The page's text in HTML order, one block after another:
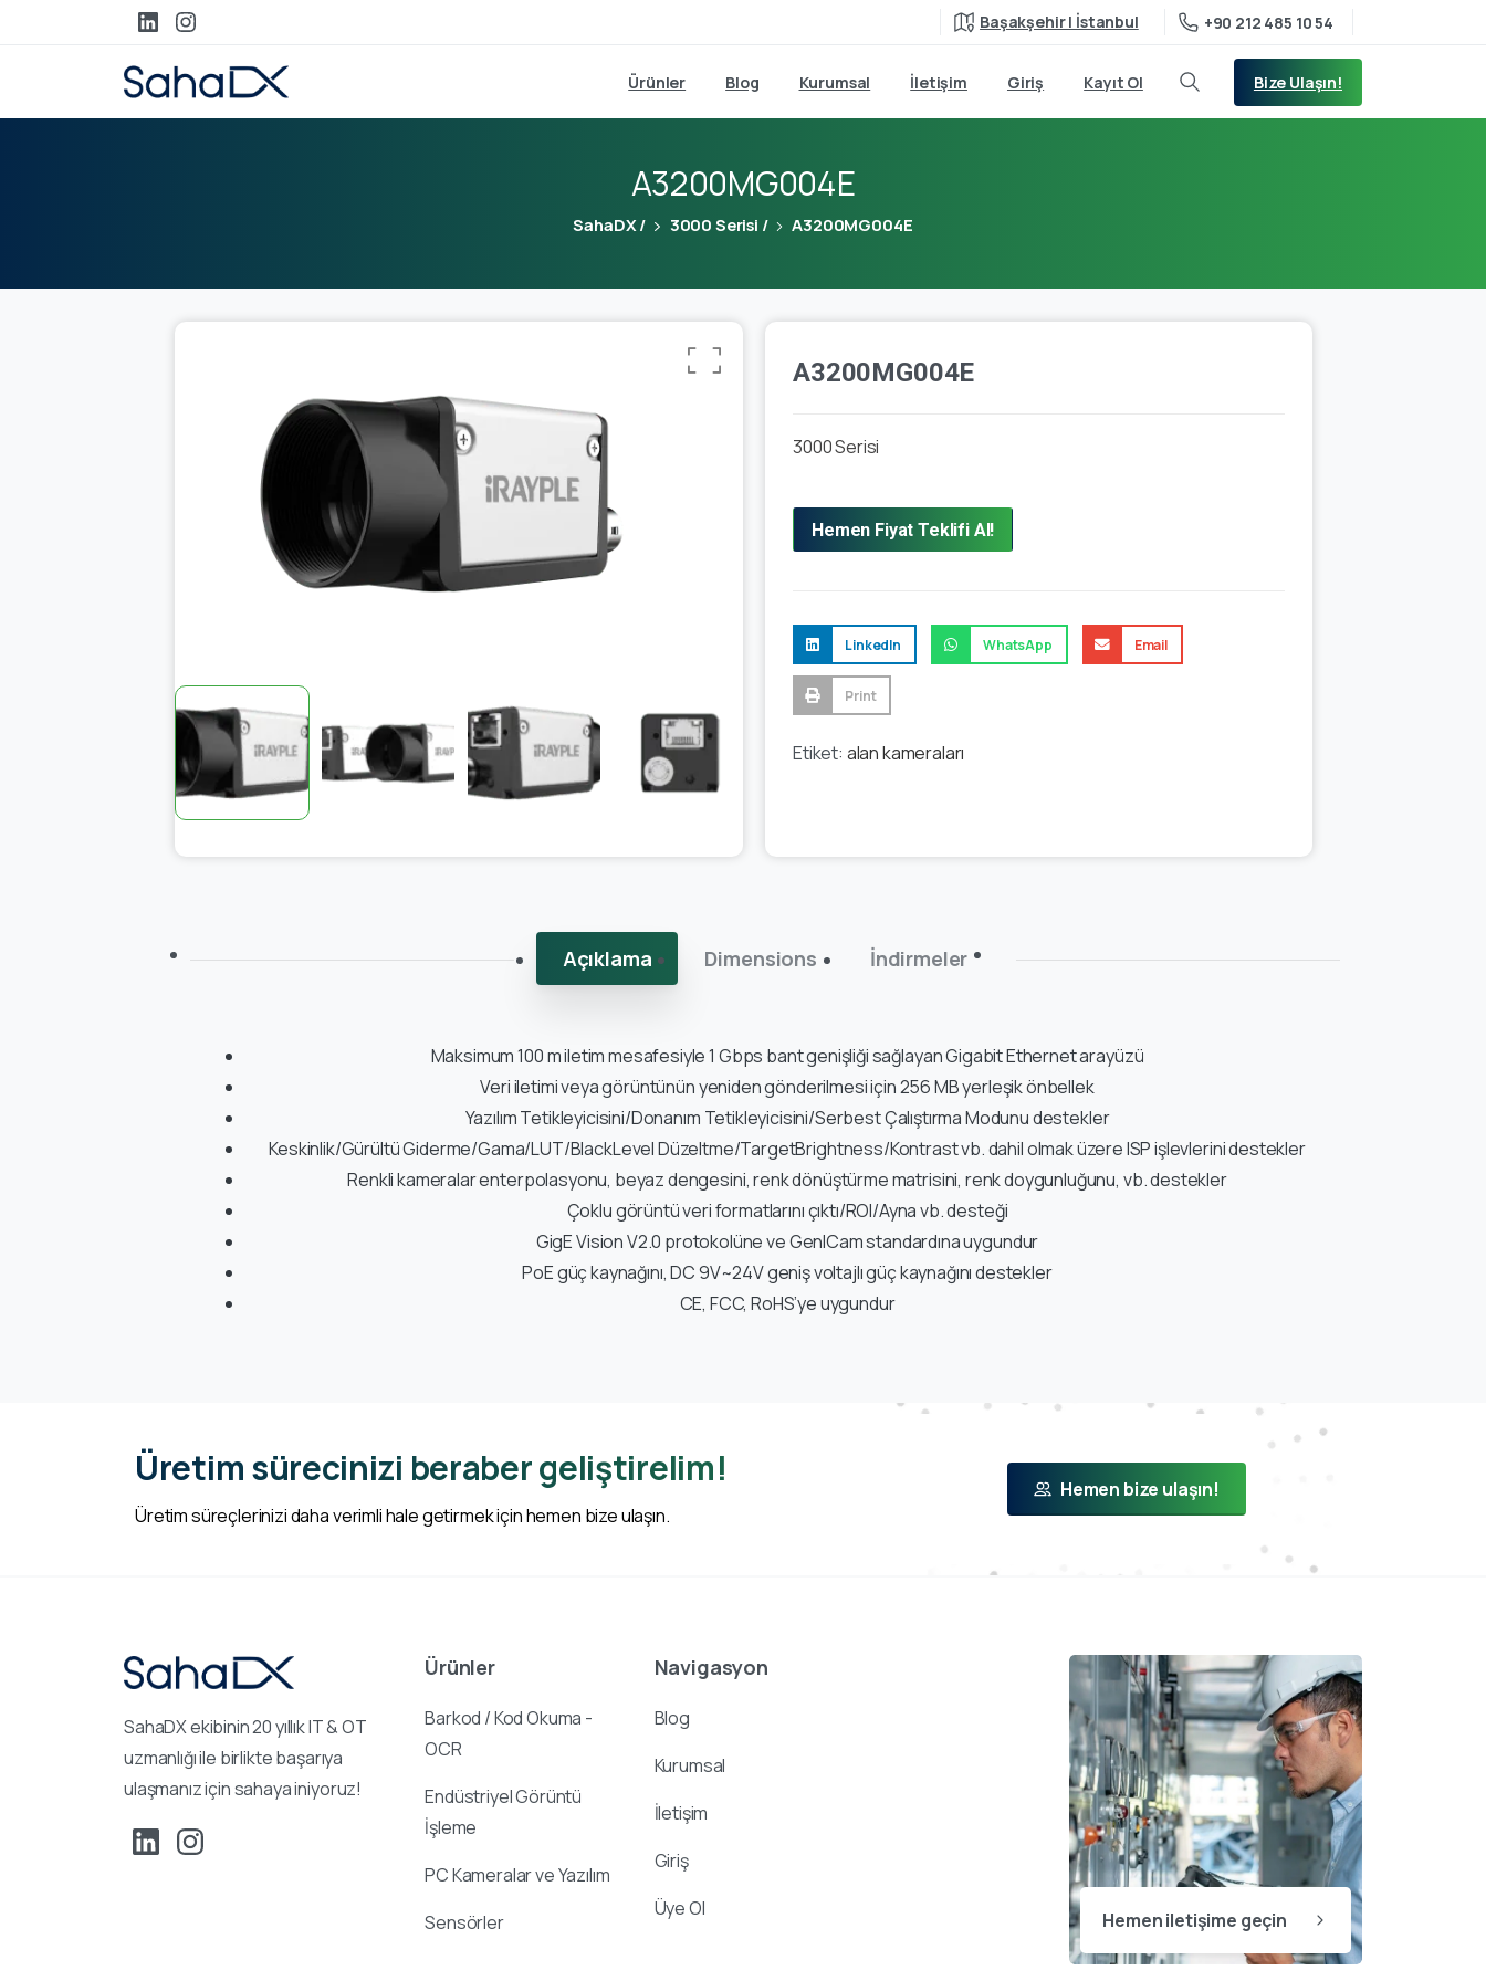
Başakşehir | İstanbul +90 212 485 10 54
Ürünler Blog Kurumsal İletişim Giriş Kayıt Ol Bize Ulaşın!
A3200MG004E
SahaDX/ 3000 Serisi / A3200MG004E
A3200MG004E
3000 Serisi
Hemen Fiyat Teklifi Al!
LinkedIn WhatsApp Email
Print
Etiket: alan kameraları
Açıklama Dimensions İndirmeler
Maksimum 100 m iletim mesafesiyle 1 Gbps bant genişliği sağlayan Gigabit Ethernet arayüzü
Veri iletimi veya görüntünün yeniden gönderilmesi için 256 MB yerleşik önbellek
Yazılım Tetikleyicisini/Donanım Tetikleyicisini/Serbest Çalıştırma Modunu destekler
Keskinlik/Gürültü Giderme/Gama/LUT/BlackLevel Düzeltme/TargetBrightness/Kontrast vb. dahil olmak üzere ISP işlevlerini destekler
Renkli kameralar enterpolasyonu, beyaz dengesini, renk dönüştürme matrisini, renk doygunluğunu, vb. destekler
Çoklu görüntü veri formatlarını çıktı/ROI/Ayna vb. desteği
GigE Vision V2.0 protokolüne ve GenICam standardına uygundur
PoE güç kaynağını, DC 9V~24V geniş voltajlı güç kaynağını destekler
CE, FCC, RoHS’ye uygundur
Üretim sürecinizi beraber geliştirelim!
Üretim süreçlerinizi daha verimli hale getirmek için hemen bize ulaşın.
Hemen bize ulaşın!
SahaDX ekibinin 20 yıllık IT & OT
uzmanlığı ile birlikte başarıya
ulaşmanız için sahaya iniyoruz!
Ürünler
Barkod / Kod Okuma -
OCR
Endüstriyel Görüntü
İşleme
PC Kameralar ve Yazılım
Sensörler
Navigasyon
Blog
Kurumsal
İletişim
Giriş
Üye Ol
Hemen iletişime geçin